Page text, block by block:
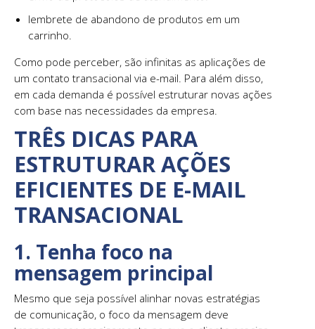
lembrete de abandono de produtos em um
carrinho.
Como pode perceber, são infinitas as aplicações de
um contato transacional via e-mail. Para além disso,
em cada demanda é possível estruturar novas ações
com base nas necessidades da empresa.
TRÊS DICAS PARA
ESTRUTURAR AÇÕES
EFICIENTES DE E-MAIL
TRANSACIONAL
1. Tenha foco na
mensagem principal
Mesmo que seja possível alinhar novas estratégias
de comunicação, o foco da mensagem deve